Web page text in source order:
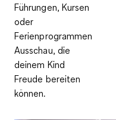
Führungen, Kursen
oder
Ferienprogrammen
Ausschau, die
deinem Kind
Freude bereiten
können.